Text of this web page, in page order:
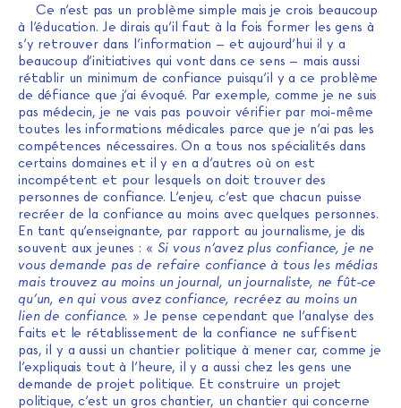
Ce n’est pas un problème simple mais je crois beaucoup
à l’éducation. Je dirais qu’il faut à la fois former les gens à
s’y retrouver dans l’information – et aujourd’hui il y a
beaucoup d’initiatives qui vont dans ce sens – mais aussi
rétablir un minimum de confiance puisqu’il y a ce problème
de défiance que j’ai évoqué. Par exemple, comme je ne suis
pas médecin, je ne vais pas pouvoir vérifier par moi-même
toutes les informations médicales parce que je n’ai pas les
compétences nécessaires. On a tous nos spécialités dans
certains domaines et il y en a d’autres où on est
incompétent et pour lesquels on doit trouver des
personnes de confiance. L’enjeu, c’est que chacun puisse
recréer de la confiance au moins avec quelques personnes.
En tant qu’enseignante, par rapport au journalisme, je dis
souvent aux jeunes : « Si vous n’avez plus confiance, je ne
vous demande pas de refaire confiance à tous les médias
mais trouvez au moins un journal, un journaliste, ne fût-ce
qu’un, en qui vous avez confiance, recréez au moins un
lien de confiance. » Je pense cependant que l’analyse des
faits et le rétablissement de la confiance ne suffisent
pas, il y a aussi un chantier politique à mener car, comme je
l’expliquais tout à l’heure, il y a aussi chez les gens une
demande de projet politique. Et construire un projet
politique, c’est un gros chantier, un chantier qui concerne